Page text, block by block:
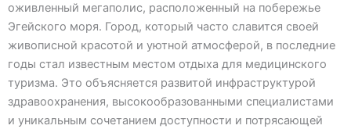
оживленный мегаполис, расположенный на побережье
Эгейского моря. Город, который часто славится своей
живописной красотой и уютной атмосферой, в последние
годы стал известным местом отдыха для медицинского
туризма. Это объясняется развитой инфраструктурой
здравоохранения, высокообразованными специалистами
и уникальным сочетанием доступности и потрясающей